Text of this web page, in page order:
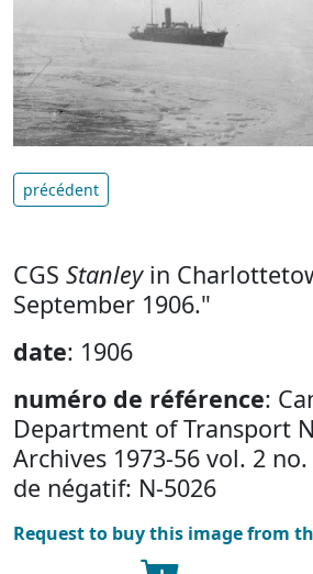
précédent
CGS Stanleyin
September 1906."
date: 1906
numéro de référence:
Department of Transport
Archives 1973-56 vol. 2
de négatif: N-5026
Request to buy this image from